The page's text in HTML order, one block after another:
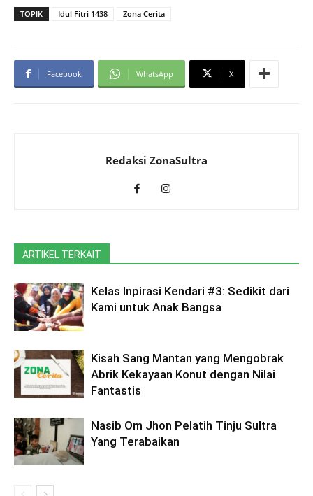
TOPIK Idul Fitri 1438 Zona Cerita
Facebook WhatsApp X
Redaksi ZonaSultra
ARTIKEL TERKAIT
Kelas Inpirasi Kendari #3: Sedikit dari
Kami untuk Anak Bangsa
Kisah Sang Mantan yang Mengobrak
Abrik Kekayaan Konut dengan Nilai
Fantastis
Nasib Om Jhon Pelatih Tinju Sultra
Yang Terabaikan